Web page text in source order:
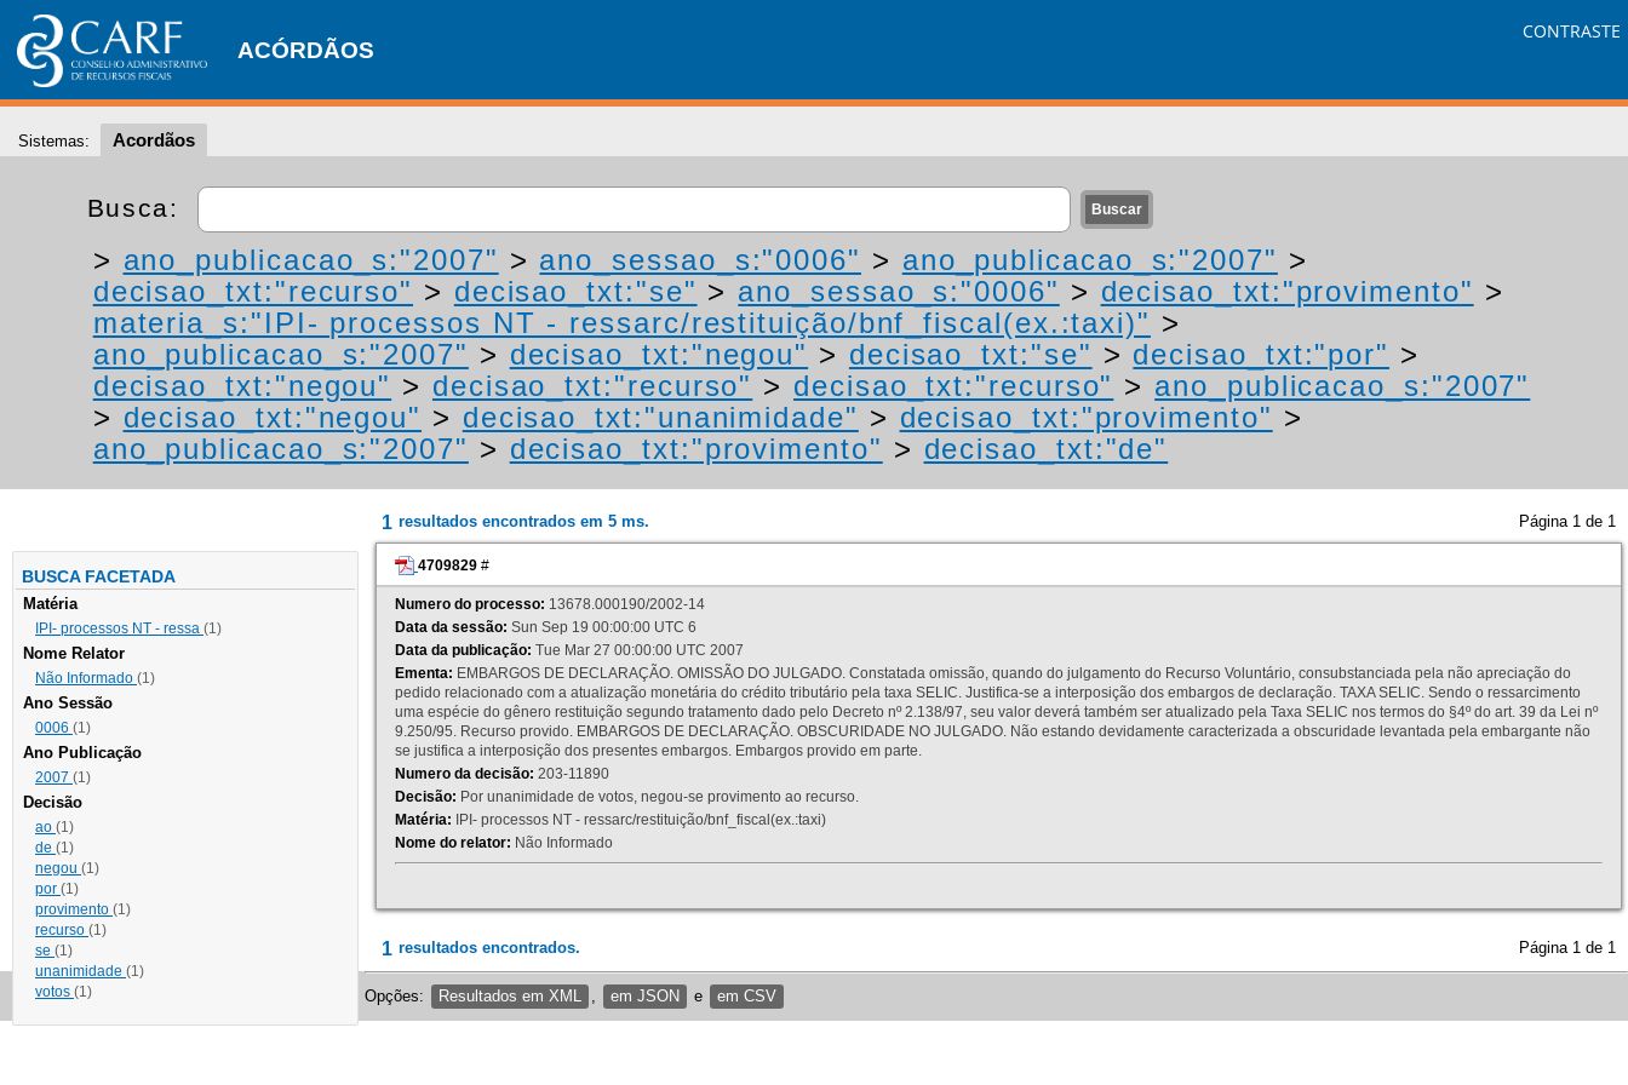
ACÓRDÃOS
CONTRASTE
Sistemas: Acordãos
Busca:
> ano_publicacao_s:"2007" > ano_sessao_s:"0006" > ano_publicacao_s:"2007" >
decisao_txt:"recurso" > decisao_txt:"se" > ano_sessao_s:"0006" > decisao_txt:"provimento" >
materia_s:"IPI- processos NT - ressarc/restituição/bnf_fiscal(ex.:taxi)" >
ano_publicacao_s:"2007" > decisao_txt:"negou" > decisao_txt:"se" > decisao_txt:"por" >
decisao_txt:"negou" > decisao_txt:"recurso" > decisao_txt:"recurso" > ano_publicacao_s:"2007"
> decisao_txt:"negou" > decisao_txt:"unanimidade" > decisao_txt:"provimento" >
ano_publicacao_s:"2007" > decisao_txt:"provimento" > decisao_txt:"de"
BUSCA FACETADA
Matéria
IPI- processos NT - ressa (1)
Nome Relator
Não Informado (1)
Ano Sessão
0006 (1)
Ano Publicação
2007 (1)
Decisão
ao (1)
de (1)
negou (1)
por (1)
provimento (1)
recurso (1)
se (1)
unanimidade (1)
votos (1)
1 resultados encontrados em 5 ms. Página 1 de 1
4709829 #
Numero do processo: 13678.000190/2002-14
Data da sessão: Sun Sep 19 00:00:00 UTC 6
Data da publicação: Tue Mar 27 00:00:00 UTC 2007
Ementa: EMBARGOS DE DECLARAÇÃO. OMISSÃO DO JULGADO. Constatada omissão, quando do julgamento do Recurso Voluntário, consubstanciada pela não apreciação do
pedido relacionado com a atualização monetária do crédito tributário pela taxa SELIC. Justifica-se a interposição dos embargos de declaração. TAXA SELIC. Sendo o ressarcimento
uma espécie do gênero restituição segundo tratamento dado pelo Decreto nº 2.138/97, seu valor deverá também ser atualizado pela Taxa SELIC nos termos do §4º do art. 39 da Lei nº
9.250/95. Recurso provido. EMBARGOS DE DECLARAÇÃO. OBSCURIDADE NO JULGADO. Não estando devidamente caracterizada a obscuridade levantada pela embargante não
se justifica a interposição dos presentes embargos. Embargos provido em parte.
Numero da decisão: 203-11890
Decisão: Por unanimidade de votos, negou-se provimento ao recurso.
Matéria: IPI- processos NT - ressarc/restituição/bnf_fiscal(ex.:taxi)
Nome do relator: Não Informado
1 resultados encontrados. Página 1 de 1
Opções: Resultados em XML em JSON e em CSV